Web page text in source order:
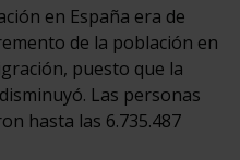
en España era de
de la población en
puesto que la
Las personas
hasta las 6.735.487